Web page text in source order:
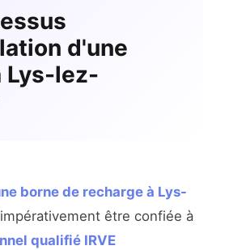
d'une
Lys-lez-
borne de recharge à Lys-
être confiée à
qualifié IRVE